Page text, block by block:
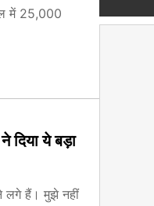
में 25,000
दिया ये बड़ा
लगे हैं। मुझे नहीं